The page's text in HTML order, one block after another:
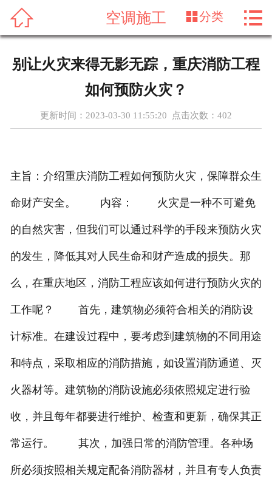
 首页
项目展示
联系我们
 空调施工 分类 
别让火灾来得无影无踪，重庆消防工程
如何预防火灾？
更新时间：2023-03-30 11:55:20 点击次数： 402
主旨：介绍重庆消防工程如何预防火灾，保障群众生
命财产安全。 内容： 火灾是一种不可避免
的自然灾害，但我们可以通过科学的手段来预防火灾
的发生，降低其对人民生命和财产造成的损失。那
么，在重庆地区，消防工程应该如何进行预防火灾的
工作呢？ 首先，建筑物必须符合相关的消防设
计标准。在建设过程中，要考虑到建筑物的不同用途
和特点，采取相应的消防措施，如设置消防通道、灭
火器材等。建筑物的消防设施必须依照规定进行验
收，并且每年都要进行维护、检查和更新，确保其正
常运行。 其次，加强日常的消防管理。各种场
所必须按照相关规定配备消防器材，并且有专人负责